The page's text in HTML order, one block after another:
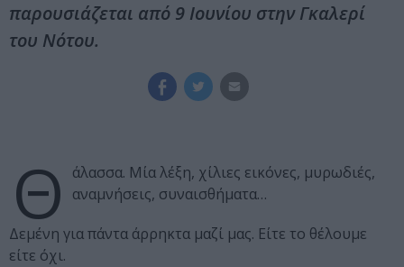
παρουσιάζεται από 9 Ιουνίου στην Γκαλερί
του Νότου.
Θ
άλασσα. Μία λέξη, χίλιες εικόνες, μυρωδιές,
αναμνήσεις, συναισθήματα…
Δεμένη για πάντα άρρηκτα μαζί μας. Είτε το θέλουμε
είτε όχι.